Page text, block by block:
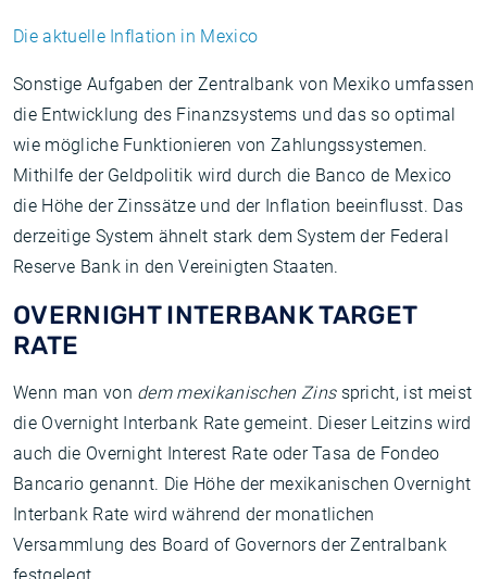
Die aktuelle Inflation in Mexico
Sonstige Aufgaben der Zentralbank von Mexiko umfassen
die Entwicklung des Finanzsystems und das so optimal
wie mögliche Funktionieren von Zahlungssystemen.
Mithilfe der Geldpolitik wird durch die Banco de Mexico
die Höhe der Zinssätze und der Inflation beeinflusst. Das
derzeitige System ähnelt stark dem System der Federal
Reserve Bank in den Vereinigten Staaten.
OVERNIGHT INTERBANK TARGET
RATE
Wenn man von dem mexikanischen Zinsspricht, ist meist
die Overnight Interbank Rate gemeint. Dieser Leitzins wird
auch die Overnight Interest Rate oder Tasa de Fondeo
Bancario genannt. Die Höhe der mexikanischen Overnight
Interbank Rate wird während der monatlichen
Versammlung des Board of Governors der Zentralbank